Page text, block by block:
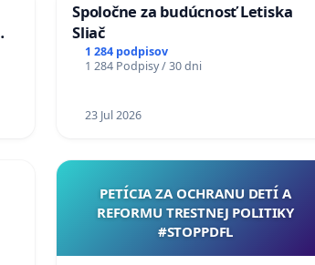
Spoločne za budúcnosť Letiska
Sliač
1 284 podpisov
1 284 Podpisy / 30 dni
23 Jul 2026
PETÍCIA ZA OCHRANU DETÍ A
REFORMU TRESTNEJ POLITIKY
#STOPPDFL